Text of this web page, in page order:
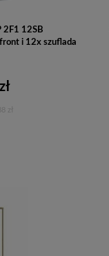
2F1 12SB
i 12x szuflada
zł